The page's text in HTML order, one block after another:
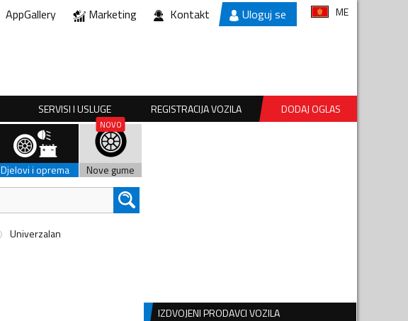
AppGallery Marketing Kontakt Uloguj se ME
SERVISI I USLUGE REGISTRACIJA VOZILA DODAJ OGLAS
Djelovi i oprema Nove gume
Univerzalan
IZDVOJENI PRODAVCI VOZILA